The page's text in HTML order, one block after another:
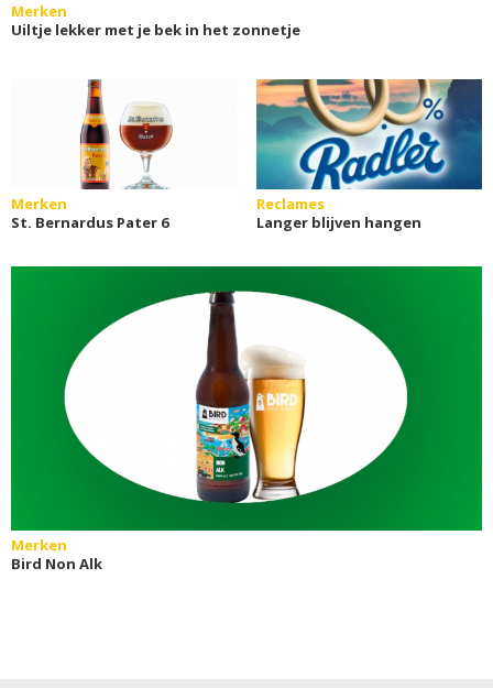
Merken
Uiltje lekker met je bek in het zonnetje
Merken
St. Bernardus Pater 6
Reclames
Langer blijven hangen
Merken
Bird Non Alk